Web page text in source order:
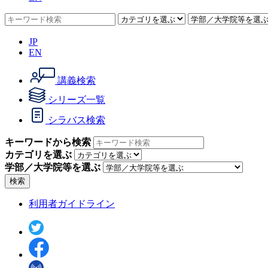
JP
EN
講義検索
シリーズ一覧
シラバス検索
キーワードから検索
カテゴリを選ぶ
学部／大学院等を選ぶ
検索
利用者ガイドライン